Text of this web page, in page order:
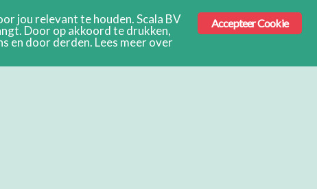
Accepteer Cookie
jou relevant te houden. Scala BV
Door op akkoord te drukken,
en door derden. Lees meer over